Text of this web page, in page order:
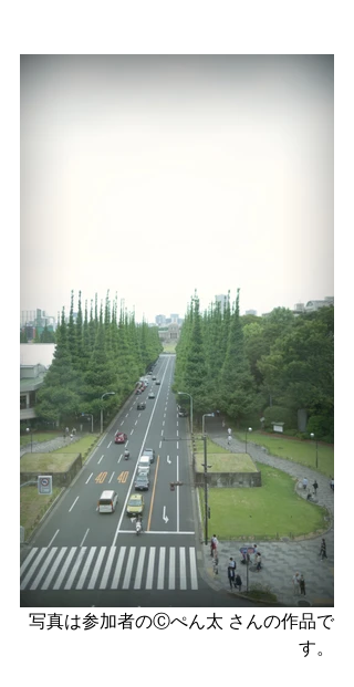
写真は参加者のⒸぺん太 さんの作品で
す。